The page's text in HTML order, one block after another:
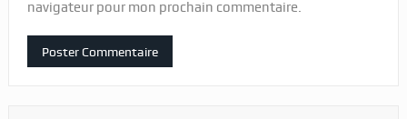
navigateur pour mon prochain commentaire.